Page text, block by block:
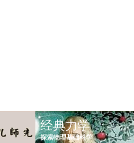
经典力学
探索物理基础科学